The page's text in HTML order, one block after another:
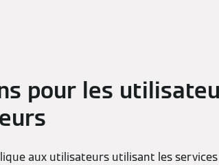
pour les
aux utilisateurs utilisant les